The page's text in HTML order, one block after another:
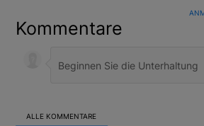
Kommentare
ALLE KOMMENTARE